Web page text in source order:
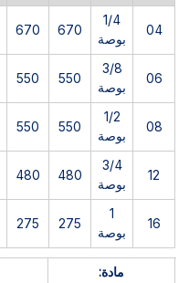
04
1/4
بوصة
670
670
06
3/8
بوصة
550
550
08
1/2
بوصة
550
550
12
3/4
بوصة
480
480
16
1
بوصة
275
275
مادة: